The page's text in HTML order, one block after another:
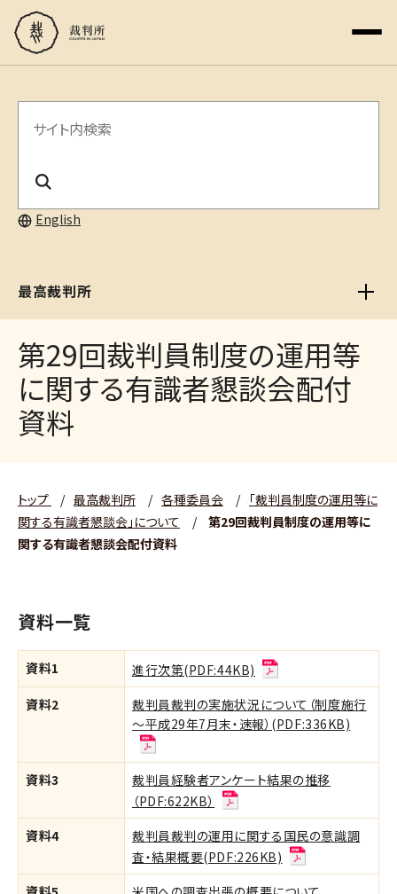
English
サ
内
索
最高裁判所
第29回裁判員制度の運用等
に関する有識者懇談会配付
資料
トップ / 最高裁判所 / 各種委員会 / 「裁判員制度の運用等に
関する有識者懇談会」について
/
第29回裁判員制度の運用等に
関する有識者懇談会配付資料
資料一覧
資料1
進行次第(PDF:44KB)
資料2
裁判員裁判の実施状況について（制度施行
～平成29年7月末・速報）(PDF:336KB)
資料3
裁判員経験者アンケート結果の推移
（PDF:622KB）
資料4
裁判員裁判の運用に関する国民の意識調
査・結果概要(PDF:226KB)